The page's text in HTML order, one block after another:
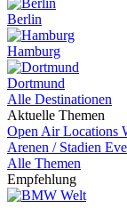
Berlin
Hamburg
Dortmund
Alle Destinationen
Aktuelle Themen
Open Air Locations
Arenen / Stadien
Alle Themen
Empfehlung